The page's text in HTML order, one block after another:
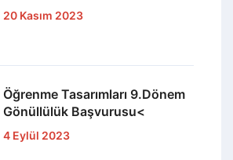
20 Kasım 2023
Öğrenme Tasarımları 9.Dönem
Gönüllülük Başvurusu<
4 Eylül 2023